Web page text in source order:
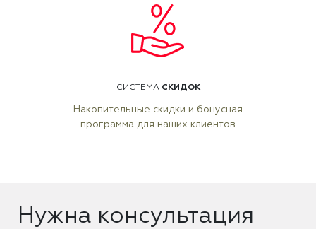
СИСТЕМА СКИДОК
Накопительные скидки и бонусная
программа для наших клиентов
Нужна консультация